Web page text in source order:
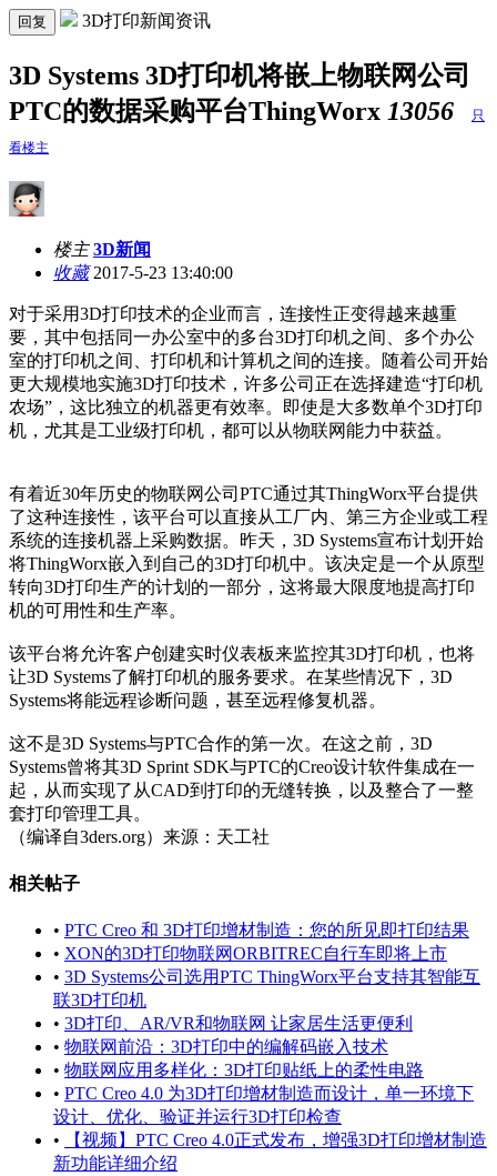
回复 3D打印新闻资讯
3D Systems 3D打印机将嵌上物联网公司
PTC的数据采购平台ThingWorx 13056 只
看楼主
楼主 3D新闻
收藏2017-5-23 13:40:00
对于采用3D打印技术的企业而言，连接性正变得越来越重
要，其中包括同一办公室中的多台3D打印机之间、多个办公
室的打印机之间、打印机和计算机之间的连接。随着公司开始
更大规模地实施3D打印技术，许多公司正在选择建造“打印机
农场”，这比独立的机器更有效率。即使是大多数单个3D打印
机，尤其是工业级打印机，都可以从物联网能力中获益。
有着近30年历史的物联网公司PTC通过其ThingWorx平台提供
了这种连接性，该平台可以直接从工厂内、第三方企业或工程
系统的连接机器上采购数据。昨天，3D Systems宣布计划开始
将ThingWorx嵌入到自己的3D打印机中。该决定是一个从原型
转向3D打印生产的计划的一部分，这将最大限度地提高打印
机的可用性和生产率。
该平台将允许客户创建实时仪表板来监控其3D打印机，也将
让3D Systems了解打印机的服务要求。在某些情况下，3D
Systems将能远程诊断问题，甚至远程修复机器。
这不是3D Systems与PTC合作的第一次。在这之前，3D
Systems曾将其3D Sprint SDK与PTC的Creo设计软件集成在一
起，从而实现了从CAD到打印的无缝转换，以及整合了一整
套打印管理工具。
（编译自3ders.org）来源：天工社
相关帖子
• PTC Creo 和 3D打印增材制造：您的所见即打印结果
• XON的3D打印物联网ORBITREC自行车即将上市
• 3D Systems公司选用PTC ThingWorx平台支持其智能互
联3D打印机
• 3D打印、AR/VR和物联网 让家居生活更便利
• 物联网前沿：3D打印中的编解码嵌入技术
• 物联网应用多样化：3D打印贴纸上的柔性电路
• PTC Creo 4.0 为3D打印增材制造而设计，单一环境下
设计、优化、验证并运行3D打印检查
•
【视频】PTC Creo 4.0正式发布，增强3D打印增材制造
新功能详细介绍